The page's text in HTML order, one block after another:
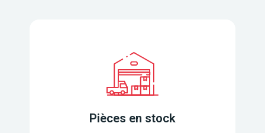
Pièces en stock